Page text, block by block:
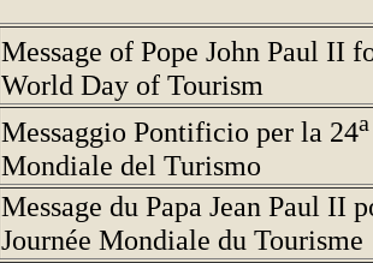
Message of Pope John Paul II
World Day of Tourism
Messaggio Pontificio per la 24a
Mondiale del Turismo
Message du Papa Jean Paul II
Journée Mondiale du Tourisme